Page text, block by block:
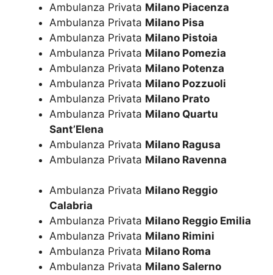
Ambulanza Privata Milano Piacenza
Ambulanza Privata Milano Pisa
Ambulanza Privata Milano Pistoia
Ambulanza Privata Milano Pomezia
Ambulanza Privata Milano Potenza
Ambulanza Privata Milano Pozzuoli
Ambulanza Privata Milano Prato
Ambulanza Privata Milano Quartu
Sant’Elena
Ambulanza Privata Milano Ragusa
Ambulanza Privata Milano Ravenna
Ambulanza Privata Milano Reggio
Calabria
Ambulanza Privata Milano Reggio Emilia
Ambulanza Privata Milano Rimini
Ambulanza Privata Milano Roma
Ambulanza Privata Milano Salerno